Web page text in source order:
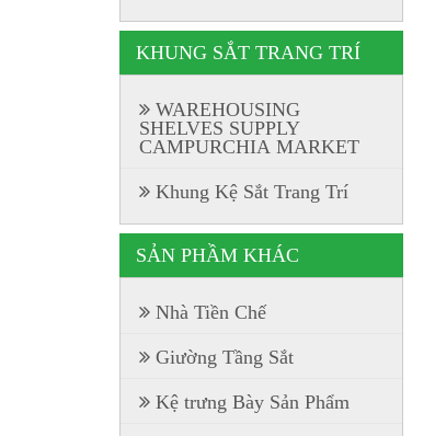
KHUNG SẮT TRANG TRÍ
WAREHOUSING
SHELVES SUPPLY
CAMPURCHIA MARKET
Khung Kệ Sắt Trang Trí
SẢN PHẦM KHÁC
Nhà Tiền Chế
Giường Tầng Sắt
Kệ trưng Bày Sản Phẩm